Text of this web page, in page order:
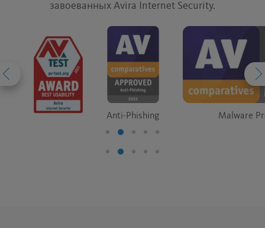
завоеванных Avira Internet Security.
Anti-Phishing Malware